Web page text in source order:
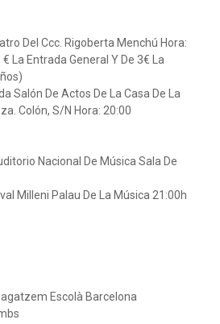
Del Ccc. Rigoberta Menchú Hora:
La Entrada General Y De 3€ La
Salón De Actos De La Casa De La
Colón, S/N Hora: 20:00
Nacional De Música Sala De
Milleni Palau De La Música 21:00h
Escolà Barcelona